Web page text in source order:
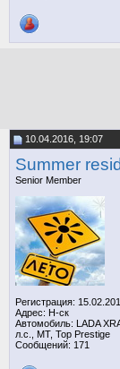
10.04.2016, 19:07
Summer
Senior Member
Регистрация:
Адрес: Н-ск
Автомобиль: LADA
л.с., MT, Top Prestige
Сообщений: 171